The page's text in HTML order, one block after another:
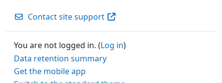
Contact site support
You are not logged in. (Log in)
Data retention summary
Get the mobile app